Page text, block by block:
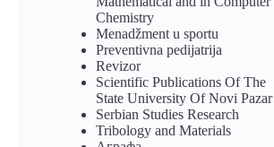
Chemistry
Menadžment u sportu
Preventivna pedijatrija
Revizor
Scientific Publications Of The
State University Of Novi Pazar
Serbian Studies Research
Tribology and Materials